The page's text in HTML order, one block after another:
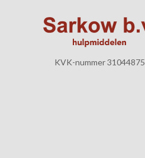
KVK-nummer 31044875